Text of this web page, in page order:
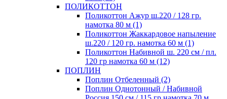
ПОЛИКОТТОН
Поликоттон Ажур ш.220 / 128 гр.
намотка 80 м (1)
Поликоттон Жаккардовое напыление
ш.220 / 120 гр. намотка 60 м (1)
Поликоттон Набивной ш. 220 см / пл.
120 гр намотка 60 м (12)
ПОПЛИН
Поплин Отбеленный (2)
Поплин Однотонный / Набивной